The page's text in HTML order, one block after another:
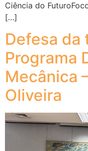
Ciência do
[…]
Defesa da
Programa
Mecânica
Oliveira